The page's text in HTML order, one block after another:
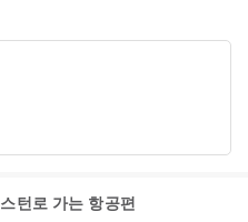
턴로 가는 항공편